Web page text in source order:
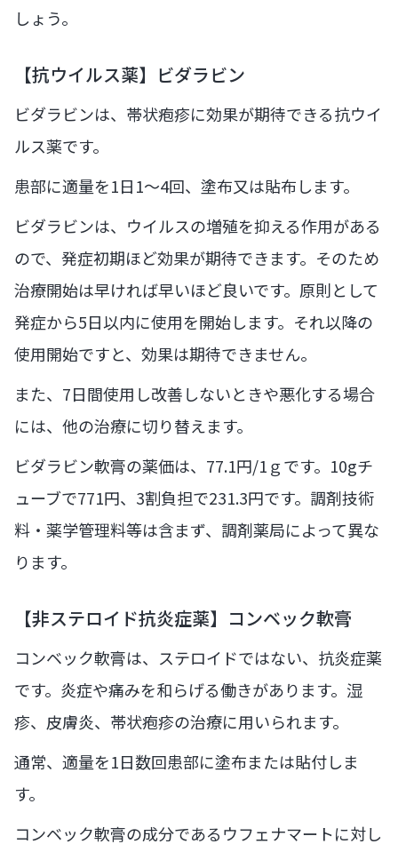
しょう。
【抗ウイルス薬】ビダラビン
ビダラビンは、帯状疱疹に効果が期待できる抗ウイ
ルス薬です。
患部に適量を1日1〜4回、塗布又は貼布します。
ビダラビンは、ウイルスの増殖を抑える作用がある
ので、発症初期ほど効果が期待できます。そのため
治療開始は早ければ早いほど良いです。原則として
発症から5日以内に使用を開始します。それ以降の
使用開始ですと、効果は期待できません。
また、7日間使用し改善しないときや悪化する場合
には、他の治療に切り替えます。
ビダラビン軟膏の薬価は、77.1円/1ｇです。10gチ
ューブで771円、3割負担で231.3円です。調剤技術
料・薬学管理料等は含まず、調剤薬局によって異な
ります。
【非ステロイド抗炎症薬】コンベック軟膏
コンベック軟膏は、ステロイドではない、抗炎症薬
です。炎症や痛みを和らげる働きがあります。湿
疹、皮膚炎、帯状疱疹の治療に用いられます。
通常、適量を1日数回患部に塗布または貼付しま
す。
コンベック軟膏の成分であるウフェナマートに対し